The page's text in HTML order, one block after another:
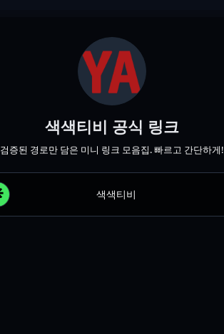
색색티비 공식 링크
검증된 경로만 담은 미니 링크 모음집. 빠르고 간단하게!
색색티비